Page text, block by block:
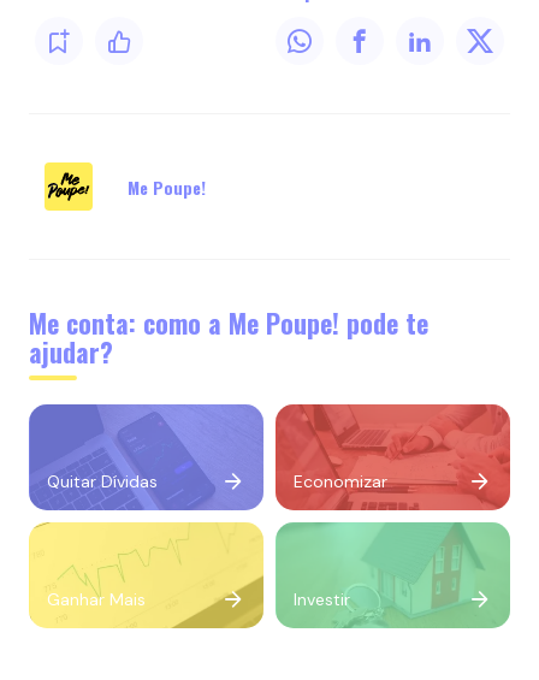
Me Poupe!
Me conta: como a Me Poupe! pode te
ajudar?
Quitar Dívidas Economizar
Ganhar Mais Investir